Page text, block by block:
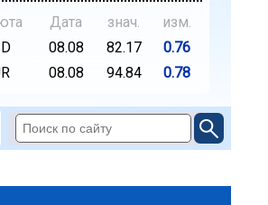
Дата знач.
изм.
08.08 82.17
0.76
08.08 94.84 0.78